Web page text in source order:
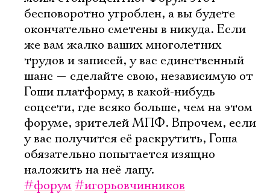
бесповоротно угроблен, а вы будете
окончательно сметены в никуда. Если
же вам жалко ваших многолетних
трудов и записей, у вас единственный
шанс — сделайте свою, независимую от
Гоши платформу, в какой-нибудь
соцсети, где всяко больше, чем на этом
форуме, зрителей МПФ. Впрочем, если
у вас получится её раскрутить, Гоша
обязательно попытается изящно
наложить на неё лапу.
#форум#игорьовчинников